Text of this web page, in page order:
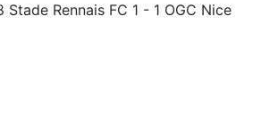
Rennais FC 1 - 1 OGC Nice